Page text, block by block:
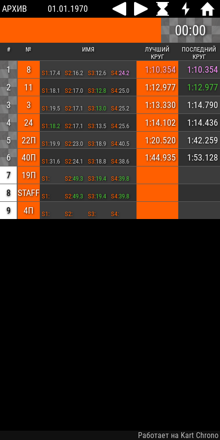
АРХИВ 01.01.1970
00:00
# № ИМЯ
ЛУЧШИЙ
КРУГ
ПОСЛЕДНИЙ
КРУГ
1 8 S1:17.4 S2:16.2 S3:12.6 S4:24.2 1:10.354
1:10.354
2
11 S1:18.1 S2:17.0 S3:12.8 S4:25.0 1:12.977
1:12.977
3
3 S1:19.5 S2:17.1 S3:13.0 S4:25.2 1:13.330
1:14.790
4
24 S1:18.2 S2:17.1 S3:13.5 S4:25.6 1:14.102
1:14.436
5
22П S1:19.9 S2:23.0 S3:18.9 S4:40.5 1:20.520
1:42.259
6
40П S1:31.6 S2:24.1 S3:18.8 S4:38.6 1:44.935
1:53.128
7
19П S1: S2:49.3 S3:19.4 S4:39.8
8 STAFF S1: S2:49.3 S3:19.4 S4:39.8
9 4П S1: S2: S3: S4:
Работает на Kart Chrono